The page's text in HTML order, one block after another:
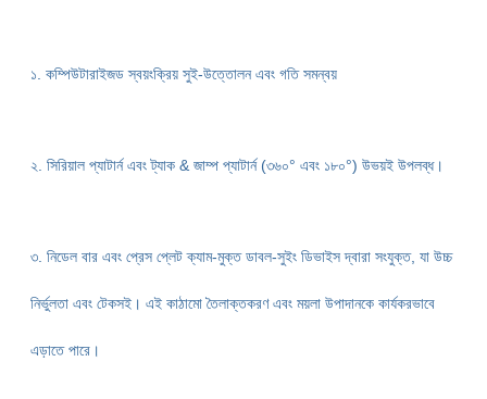
১. কম্পিউটারাইজড স্বয়ংক্রিয় সুই-উত্তোলন এবং গতি সমন্বয়
২. সিরিয়াল প্যাটার্ন এবং ট্যাক & জাম্প প্যাটার্ন (৩৬০° এবং ১৮০°) উভয়ই উপলব্ধ।
৩. নিডেল বার এবং প্রেস প্লেট ক্যাম-মুক্ত ডাবল-সুইং ডিভাইস দ্বারা সংযুক্ত, যা উচ্চ
নির্ভুলতা এবং টেকসই। এই কাঠামো তৈলাক্তকরণ এবং ময়লা উপাদানকে কার্যকরভাবে
এড়াতে পারে।